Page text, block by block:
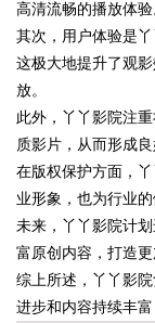
uz
!
高清流畅的播放体
其次，用户体验是
这极大地提升了观
放。
此外，丫丫影院注
质影片，从而形成
在版权保护方面，
业形象，也为行业
未来，丫丫影院计
富原创内容，打造更
综上所述，丫丫影
进步和内容持续丰